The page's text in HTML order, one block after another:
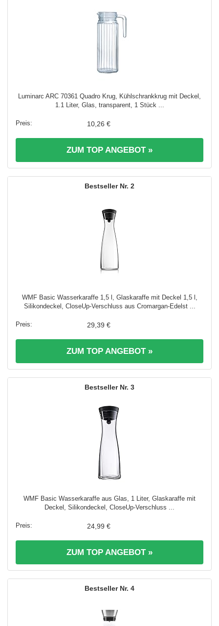
Luminarc ARC 70361 Quadro Krug, Kühlschrankkrug mit Deckel,
1.1 Liter, Glas, transparent, 1 Stück ...
10,26 €
ZUM TOP ANGEBOT »
2
WMF Basic Wasserkaraffe 1,5 l, Glaskaraffe mit Deckel 1,5 l,
Silikondeckel, CloseUp-Verschluss aus Cromargan-Edelst ...
29,39 €
ZUM TOP ANGEBOT »
3
WMF Basic Wasserkaraffe aus Glas, 1 Liter, Glaskaraffe mit
Deckel, Silikondeckel, CloseUp-Verschluss ...
24,99 €
ZUM TOP ANGEBOT »
4